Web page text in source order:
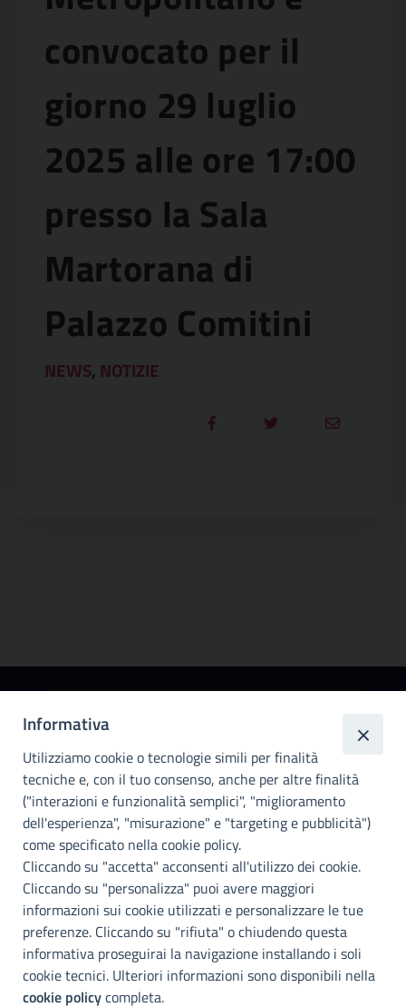
convocato per il
giorno 29 luglio
2025 alle ore 17:00
presso la Sala
Martorana di
Palazzo Comitini
NEWS, NOTIZIE
metropolitana di
Palermo
Info e contatti
Città Metropoliitana di Palermo
Via Maqueda, 100 - 90134 - Palermo
Cod. Fisc. 80021470820
PEC: cm.pa@cert.cittametropolitana.pa.it
I nostri canali social
Accessibilità
Città Metropolitana di Palermo si impegna a rendere il proprio sito
Informativa
Utilizziamo cookie o tecnologie simili per finalità
tecniche e, con il tuo consenso, anche per altre finalità
("interazioni e funzionalità semplici", "miglioramento
dell'esperienza", "misurazione" e "targeting e pubblicità")
come specificato nella cookie policy.
Cliccando su "accetta" acconsenti all'utilizzo dei cookie.
Cliccando su "personalizza" puoi avere maggiori
informazioni sui cookie utilizzati e personalizzare le tue
preferenze. Cliccando su "rifiuta" o chiudendo questa
informativa proseguirai la navigazione installando i soli
cookie tecnici. Ulteriori informazioni sono disponibili nella
cookie policycompleta.